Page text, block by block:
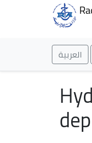
العربية